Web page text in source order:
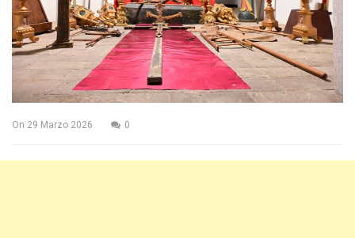
On 29 Marzo 2026 0